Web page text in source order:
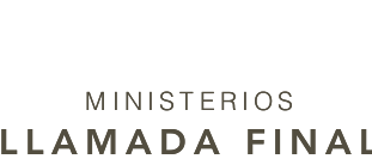
MINISTERIOS
LLAMADA
MINISTERIOS
LLAMADA